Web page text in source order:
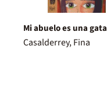
Mi abuelo es una gata
Casalderrey, Fina